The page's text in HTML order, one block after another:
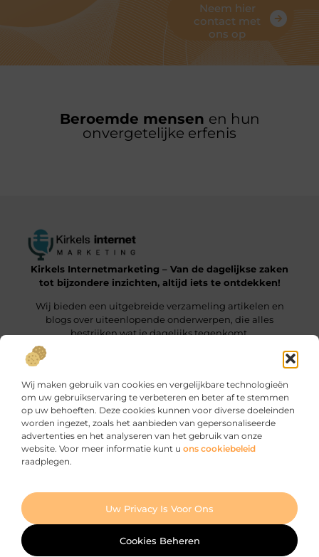
Wij maken gebruik van cookies en vergelijkbare technologieën
om uw gebruikservaring te verbeteren en beter af te stemmen
op uw behoeften. Deze cookies kunnen voor diverse doeleinden
worden ingezet, zoals het aanbieden van gepersonaliseerde
advertenties en het analyseren van het gebruik van onze
website. Voor meer informatie kunt u ons cookiebeleid
raadplegen.
Uw Privacy Is Voor Ons
Cookies Beheren
Ga Naar
Neem hier
contact met
ons op
Beroemde mensen en hun
onvergetelijke erfenis
Kirkels Internetmarketing – Van de dagelijkse zaken
tot bijzondere inzichten, altijd iets te ontdekken!
Wij bieden een uitgebreide verzameling artikelen en
blogs over uiteenlopende onderwerpen, die alles
bestrijken wat je dagelijks tegenkomt.
Onze informatie
Bericht categorie
Website index
Cookiebeleid (EU)
@2025 www.kirkels-internetmarketing.nl. All Right Reserved.